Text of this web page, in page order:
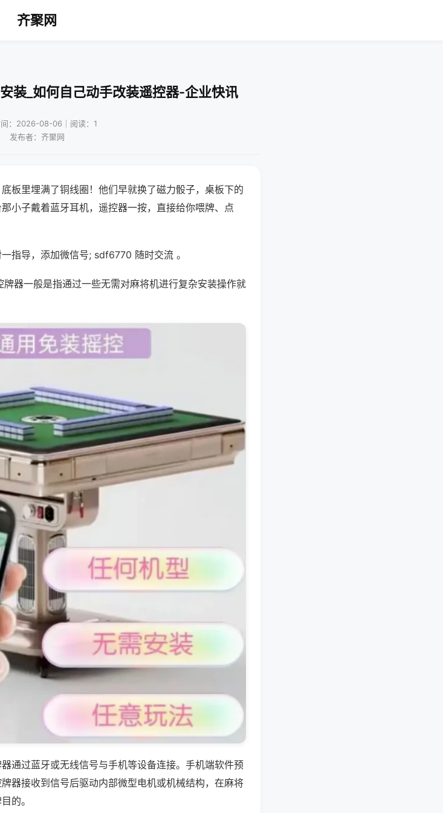
齐聚网
装_如何自己动手改装遥控器-企业快讯
间：2026-08-06｜阅读：1
发布者：齐聚网
板里埋满了铜线圈！他们早就换了磁力骰子，桌板下的
小子戴着蓝牙耳机，遥控器一按，直接给你喂牌、点
指导，添加微信号; sdf6770 随时交流 。
器一般是指通过一些无需对麻将机进行复杂安装操作就
通过蓝牙或无线信号与手机等设备连接。手机端软件预
器接收到信号后驱动内部微型电机或机械结构，在麻将
的。